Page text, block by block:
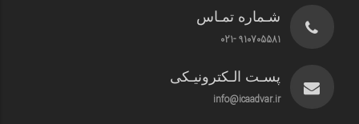
شـماره تمـاس
910705581 -021
پسـت الـکترونیـکی
info@icaadvar.ir